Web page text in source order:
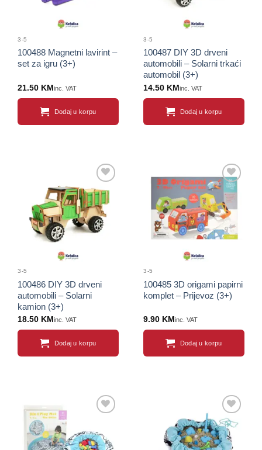
3-5
100488 Magnetni lavirint –
set za igru (3+)
21.50 KMinc. VAT
Dodaj u korpu
3-5
100487 DIY 3D drveni
automobili – Solarni trkaći
automobil (3+)
14.50 KMinc. VAT
Dodaj u korpu
Sačuvaj
proizvod
3-5
100486 DIY 3D drveni
automobili – Solarni
kamion (3+)
18.50 KM inc. VAT
Dodaj u korpu
Sačuvaj
proizvod
3-5
100485 3D origami papirni
komplet – Prijevoz (3+)
9.90 KM inc. VAT
Dodaj u korpu
proizvod
Sačuvaj
proizvod